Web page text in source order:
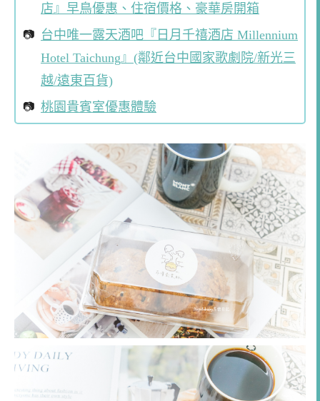
店』早鳥優惠、住宿價格、豪華房開箱
台中唯一露天酒吧『日月千禧酒店 Millennium
Hotel Taichung』(鄰近台中國家歌劇院/新光三
越/遠東百貨)
桃園貴賓室優惠體驗